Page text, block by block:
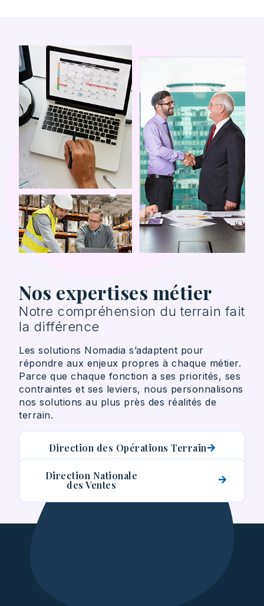
Nos expertises métier
Notre compréhension du terrain fait
la différence
Les solutions Nomadia s’adaptent pour
répondre aux enjeux propres à chaque métier.
Parce que chaque fonction a ses priorités, ses
contraintes et ses leviers, nous personnalisons
nos solutions au plus près des réalités de
terrain.
Direction des Opérations Terrain
Direction Nationale
des Ventes